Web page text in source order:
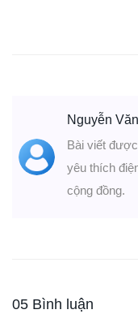
Nguyễn
Bài viết
yêu thích
cộng đồng.
05 Bình luận